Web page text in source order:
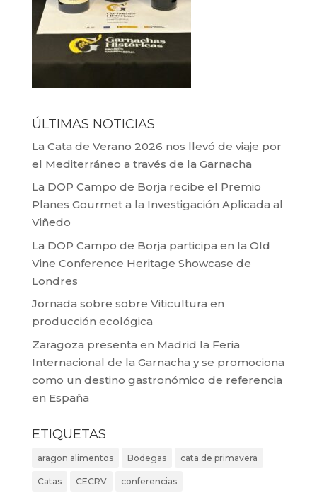
ÚLTIMAS NOTICIAS
La Cata de Verano 2026 nos llevó de viaje por
el Mediterráneo a través de la Garnacha
La DOP Campo de Borja recibe el Premio
Planes Gourmet a la Investigación Aplicada al
Viñedo
La DOP Campo de Borja participa en la Old
Vine Conference Heritage Showcase de
Londres
Jornada sobre sobre Viticultura en
producción ecológica
Zaragoza presenta en Madrid la Feria
Internacional de la Garnacha y se promociona
como un destino gastronómico de referencia
en España
ETIQUETAS
aragon alimentos Bodegas cata de primavera
Catas CECRV conferencias